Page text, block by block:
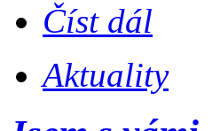
Číst dál
Aktuality